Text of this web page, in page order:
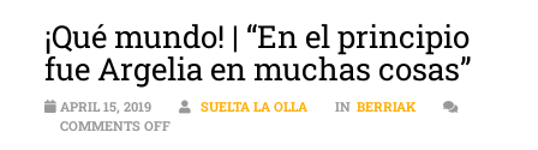
¡Qué mundo! | “En el principio
fue Argelia en muchas cosas”
APRIL 15, 2019 SUELTA LA OLLA IN BERRIAK
COMMENTS OFFON ¡QUÉ MUNDO! | “EN EL PRINCIPIO FUE ARGELIA EN